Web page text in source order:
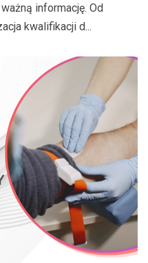
informację. Od
kwalifikacji d...